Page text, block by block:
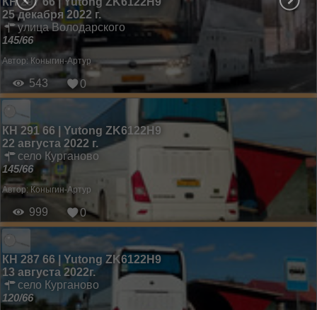
25 декабря 2022 г.
улица Володарского
145/66
Автор: Коныгин-Артур
543 0
КН 291 66 | Yutong ZK6122H9
22 августа 2022 г.
село Курганово
145/66
Автор: Коныгин-Артур
999 0
КН 287 66 | Yutong ZK6122H9
13 августа 2022г.
село Курганово
120/66